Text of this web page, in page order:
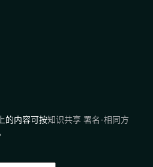
的内容可按知识共享 署名-相同方